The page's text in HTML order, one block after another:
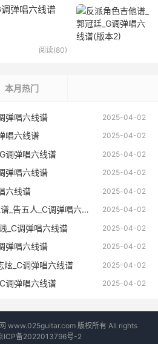
弹唱六线谱
阅读(80)
本月热门
2025-04-02
弹唱六线谱
2025-04-02
唱六线谱
2025-04-02
调弹唱六线谱
2025-04-02
弹唱六线谱
2025-04-02
六线谱
2025-04-02
五人_C调弹唱六线谱
2025-04-02
_C调弹唱六线谱
2025-04-02
弹唱六线谱
2025-04-02
炫_C调弹唱六线谱
2025-04-02
调弹唱六线谱
www.025guitar.com 版权所有 All rights
ICP备2022013796号-2